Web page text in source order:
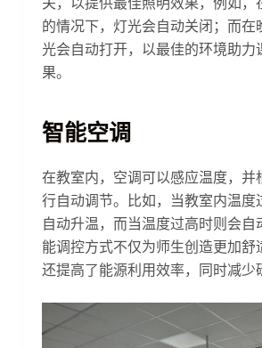
的情况下，灯光会自动关闭；而在
光会自动打开，以最佳的环境助力
果。
智能空调
在教室内，空调可以感应温度，并
行自动调节。比如，当教室内温度
自动升温，而当温度过高时则会自
能调控方式不仅为师生创造更加舒
还提高了能源利用效率，同时减少